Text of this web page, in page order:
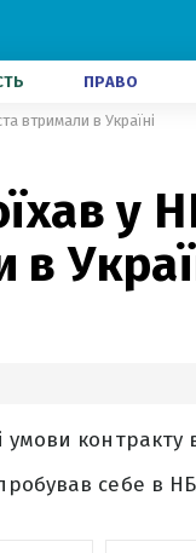
ПРАВО
втримали в Україні
у
контракту
себе в